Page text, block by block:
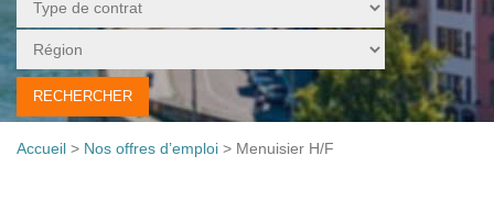
Accueil > Nos offres d’emploi > Menuisier H/F